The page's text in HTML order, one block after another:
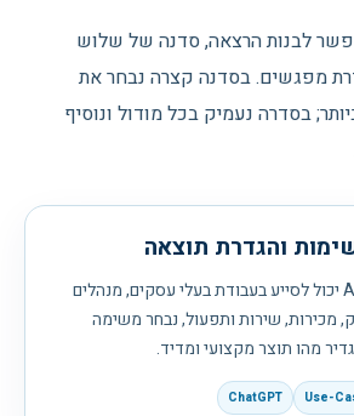
לבנות הרצאה, סדנה של שלוש
מפגשים. בסדנה קצרה נבחר את
בסדרה נעמיק בכל מודול ונוסיף
והגדרת תוצאה
נזהה היכן AI יכול לסייע בעבודת בעלי עסקים, מנהלים
מכירות, שירות ותפעול, נבחר משימה
מהו תוצר מקצועי ומדיד.
Use-
ChatGPT